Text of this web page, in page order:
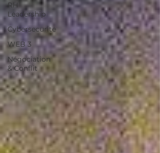
RH
Leadership
Cybersecurite
WEB 3
Négociation
& Conflit